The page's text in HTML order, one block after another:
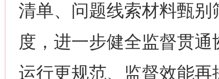
清单、问题线索材料甄
度，进一步健全监督贯
运行更规范、监督效能再